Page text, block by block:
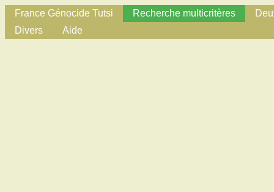
France Génocide Tutsi Recherche multicritères
Divers
Aide